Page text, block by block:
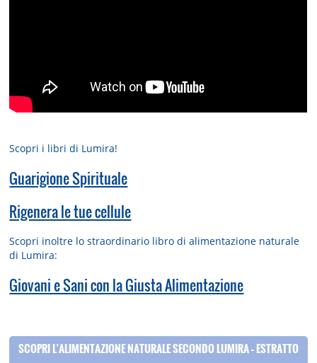
Scopri i libri di Lumira!
Guarigione Spirituale
Rigenera le tue cellule
Scopri inoltre lo straordinario libro di alimentazione naturale
di Lumira:
Giovani e Sani con la Giusta Alimentazione
SCOPRI L'ALIMENTAZIONE NATURALE SECONDO LUMIRA – ESTRATTO